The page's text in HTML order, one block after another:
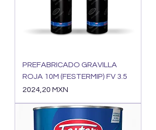
PREFABRICADO GRAVILLA
ROJA 10M (FESTERMIP) FV 3.5
Precio
2024,20 MXN